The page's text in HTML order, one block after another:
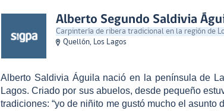
Alberto Segundo Saldivia
Carpintería de ribera tradicional en la región de
Quellón, Los Lagos
Alberto Saldivia Águila nació en la península de
Lagos. Criado por sus abuelos, desde pequeño
tradiciones: “yo de niñito me gustó mucho el asunto